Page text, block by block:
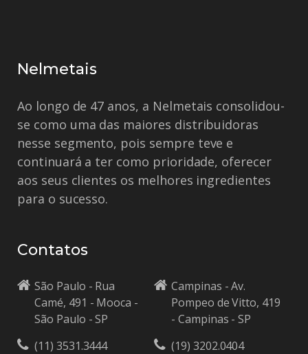
Nelmetais
Ao longo de 47 anos, a Nelmetais consolidou-
se como uma das maiores distribuidoras
nesse segmento, pois sempre teve e
continuará a ter como prioridade, oferecer
aos seus clientes os melhores ingredientes
para o sucesso.
Contatos
São Paulo - Rua
Camé, 491 - Mooca -
São Paulo - SP
(11) 3531.3444
Campinas - Av.
Pompeo de Vitto, 419
- Campinas - SP
(19) 3202.0404